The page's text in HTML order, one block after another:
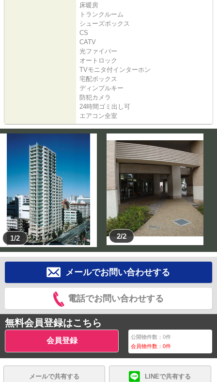
床暖房
トランクルーム
シューズボックス
CS
CATV
光ファイバー
オートロック
TVモニタ付インターホン
宅配ボックス
ディンプルキー
防犯カメラ
24時間ゴミ出し可
エアコン全室
1/2 2/2
メールでお問い合わせする
電話でお問い合わせする
無料会員登録はこちら
会員登録 公開物件数：0件
会員物件数：0件
メールで共有する LINEで共有する